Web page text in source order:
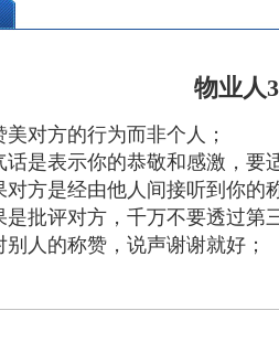
物业人
美对方的行为而非个人；
话是表示你的恭敬和感激，要
对方是经由他人间接听到你的
是批评对方，千万不要透过第
别人的称赞，说声谢谢就好；